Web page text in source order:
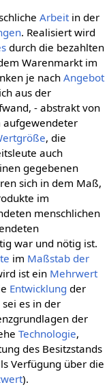
Arbeitin der
. Realisiert wird
durch die bezahlten
Warenmarkt im
je nach Angebot
aus der
- abstrakt von
aufgewendeter
, die
auch
gegebenen
sich in dem Maß,
im
menschlichen
war und nötig ist.
im Maßstab der
ist ein Mehrwert
Entwicklung der
es in der
der
Technologie,
des Besitzstands
Verfügung über die
).